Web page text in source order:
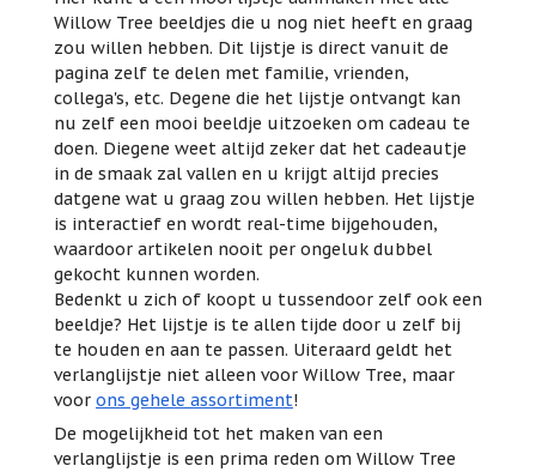
Willow Tree beeldjes die u nog niet heeft en graag
zou willen hebben. Dit lijstje is direct vanuit de
pagina zelf te delen met familie, vrienden,
collega's, etc. Degene die het lijstje ontvangt kan
nu zelf een mooi beeldje uitzoeken om cadeau te
doen. Diegene weet altijd zeker dat het cadeautje
in de smaak zal vallen en u krijgt altijd precies
datgene wat u graag zou willen hebben. Het lijstje
is interactief en wordt real-time bijgehouden,
waardoor artikelen nooit per ongeluk dubbel
gekocht kunnen worden.
Bedenkt u zich of koopt u tussendoor zelf ook een
beeldje? Het lijstje is te allen tijde door u zelf bij
te houden en aan te passen. Uiteraard geldt het
verlanglijstje niet alleen voor Willow Tree, maar
voor ons gehele assortiment!
De mogelijkheid tot het maken van een
verlanglijstje is een prima reden om Willow Tree